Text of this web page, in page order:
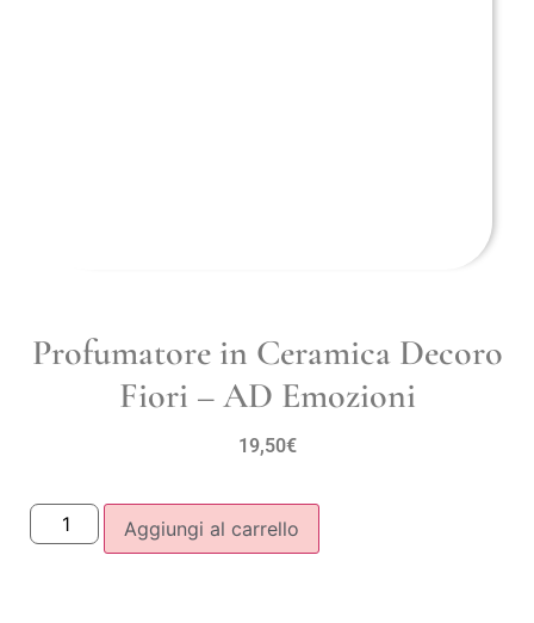
Profumatore in Ceramica Decoro
Fiori – AD Emozioni
19,50€
Aggiungi al carrello